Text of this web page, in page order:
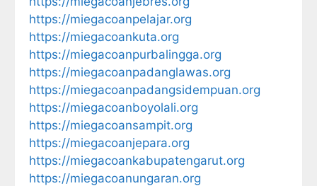
https://miegacoanpelajar.org
https://miegacoankuta.org
https://miegacoanpurbalingga.org
https://miegacoanpadanglawas.org
https://miegacoanpadangsidempuan.org
https://miegacoanboyolali.org
https://miegacoansampit.org
https://miegacoanjepara.org
https://miegacoankabupatengarut.org
https://miegacoanungaran.org